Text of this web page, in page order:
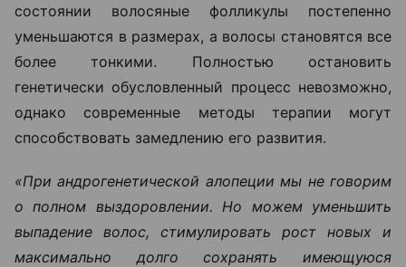
состоянии волосяные фолликулы постепенно
уменьшаются в размерах, а волосы становятся все
более тонкими. Полностью остановить
генетически обусловленный процесс невозможно,
однако современные методы терапии могут
способствовать замедлению его развития.
«При андрогенетической алопеции мы не говорим
о полном выздоровлении. Но можем уменьшить
выпадение волос, стимулировать рост новых и
максимально долго сохранять имеющуюся